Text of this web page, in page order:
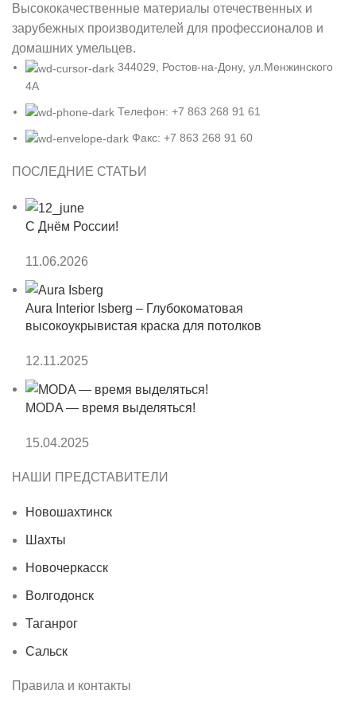
Высококачественные материалы отечественных и
зарубежных производителей для профессионалов и
домашних умельцев.
344029, Ростов-на-Дону, ул.Менжинского
4А
Телефон: +7 863 268 91 61
Факс: +7 863 268 91 60
ПОСЛЕДНИЕ СТАТЬИ
С Днём России!
11.06.2026
Aura Interior Isberg – Глубокоматовая
высокоукрывистая краска для потолков
12.11.2025
MODA — время выделяться!
15.04.2025
НАШИ ПРЕДСТАВИТЕЛИ
Новошахтинск
Шахты
Новочеркасск
Волгодонск
Таганрог
Сальск
Правила и контакты